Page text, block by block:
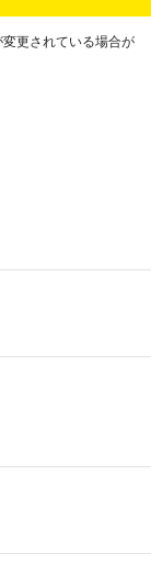
更されている場合が